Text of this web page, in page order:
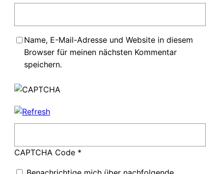
Name, E-Mail-Adresse und Website in diesem
Browser für meinen nächsten Kommentar
speichern.
CAPTCHA Code*